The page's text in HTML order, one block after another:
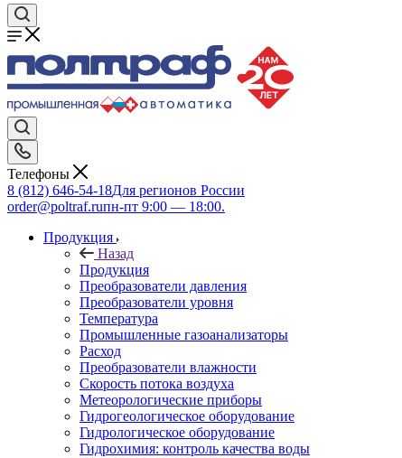
Телефоны
8 (812) 646-54-18Для регионов России
order@poltraf.ruпн-пт 9:00 — 18:00.
Продукция
Назад
Продукция
Преобразователи давления
Преобразователи уровня
Температура
Промышленные газоанализаторы
Расход
Преобразователи влажности
Скорость потока воздуха
Метеорологические приборы
Гидрогеологическое оборудование
Гидрологическое оборудование
Гидрохимия: контроль качества воды